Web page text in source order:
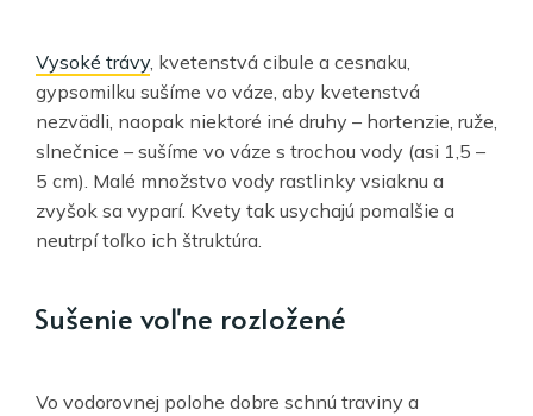
Vysoké trávy, kvetenstvá cibule a cesnaku,
gypsomilku sušíme vo váze, aby kvetenstvá
nezvädli, naopak niektoré iné druhy – hortenzie, ruže,
slnečnice – sušíme vo váze s trochou vody (asi 1,5 –
5 cm). Malé množstvo vody rastlinky vsiaknu a
zvyšok sa vyparí. Kvety tak usychajú pomalšie a
neutrpí toľko ich štruktúra.
Sušenie voľne rozložené
Vo vodorovnej polohe dobre schnú traviny a